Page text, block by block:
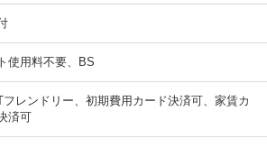
使用料不要、BS
フレンドリー、初期費用カード決済可、家賃カ
済可